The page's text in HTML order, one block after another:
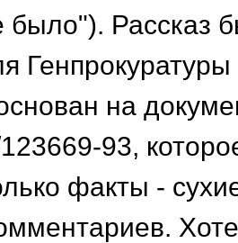
было"). Рассказ
на
93,
факты -